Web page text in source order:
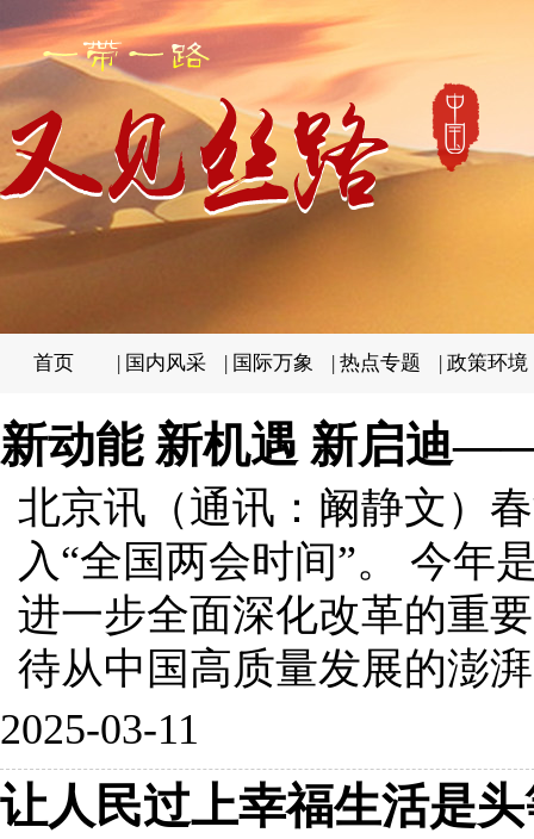
首页 | 国内风采 | 国际万象 | 热点专题 | 政策环境
新动能 新机遇 新启迪
北京讯（通讯：阚静文）
入“全国两会时间”。 今年
进一步全面深化改革的重
待从中国高质量发展的澎
2025-03-11
让人民过上幸福生活是